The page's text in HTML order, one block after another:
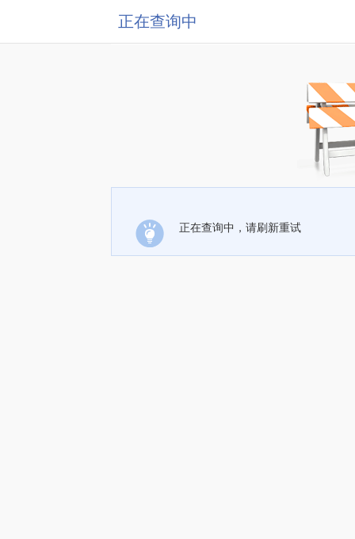
正在查询中
正在查询中，请刷新重试